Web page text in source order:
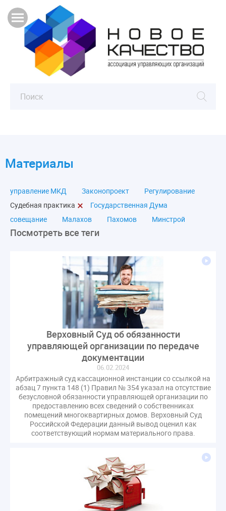
Материалы
управление МКД Законопроект
Регулирование
Судебная практика
Государственная Дума
совещание
Малахов Пахомов
Минстрой
ЛикбезЖКХ
ЖКХ
Строительная неделя
лицензирование
Верховный суд
управляющие компании
МКД
Экспертное мнение
капремонт Вебинар
Комитет по строительству и ЖКХ
Малахов Конференция
Обсуждение
Постановление Правительства РФ
ЖКУ
Новое качество
ОСС
Правила
задолженность граждан
ГОСТ
Мероприятия
Постановление
Правительство РФ
исполнительная надпись
ВДГО
ВКГО
Персональные данные
Приказ
Сергей Пахомов
ЭкспертЖКХ
договор управления МКД
лицензия
операторы связи
проверки
государственная дума
общее имущество
проверки ЖКХ
саморегулирование
управляющие организации
Альберт Короленко
Посмотреть все теги
Верховный Суд об обязанности
управляющей организации по передаче
документации
06.02.2024
Арбитражный суд кассационной инстанции со ссылкой на
абзац 7 пункта 148 (1) Правил № 354 указал на отсутствие
безусловной обязанности управляющей организации по
предоставлению всех сведений о собственниках
помещений многоквартирных домов. Верховный Суд
Российской Федерации данный вывод оценил как
соответствующий нормам материального права.